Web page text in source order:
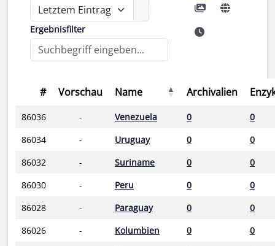
Ergebnisfilter
# Vorschau Name Archivalien
86036 - Venezuela 0
0
86034
- Uruguay 0
0
86032
- Suriname 0
0
86030
- Peru 0
0
86028
- Paraguay 0
0
86026
- Kolumbien 0
0